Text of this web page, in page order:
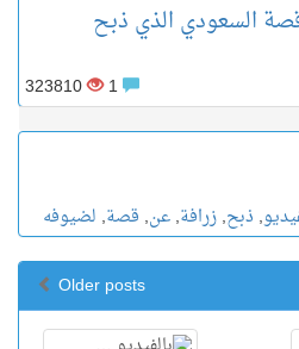
السعودي الذي ذبح
323810
, ذبح,زرافة,عن, قصة, لضيوفه
Older posts